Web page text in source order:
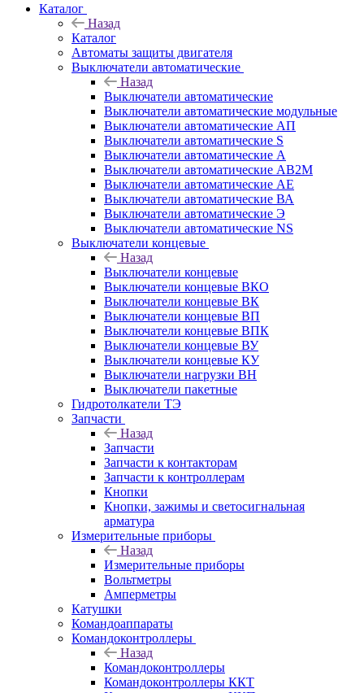
Каталог
Назад
Каталог
Автоматы защиты двигателя
Выключатели автоматические
Назад
Выключатели автоматические
Выключатели автоматические модульные
Выключатели автоматические АП
Выключатели автоматические S
Выключатели автоматические А
Выключатели автоматические АВ2М
Выключатели автоматические АЕ
Выключатели автоматические ВА
Выключатели автоматические Э
Выключатели автоматические NS
Выключатели концевые
Назад
Выключатели концевые
Выключатели концевые ВКО
Выключатели концевые ВК
Выключатели концевые ВП
Выключатели концевые ВПК
Выключатели концевые ВУ
Выключатели концевые КУ
Выключатели нагрузки ВН
Выключатели пакетные
Гидротолкатели ТЭ
Запчасти
Назад
Запчасти
Запчасти к контакторам
Запчасти к контроллерам
Кнопки
Кнопки, зажимы и светосигнальная
арматура
Измерительные приборы
Назад
Измерительные приборы
Вольтметры
Амперметры
Катушки
Командоаппараты
Командоконтроллеры
Назад
Командоконтроллеры
Командоконтроллеры ККТ